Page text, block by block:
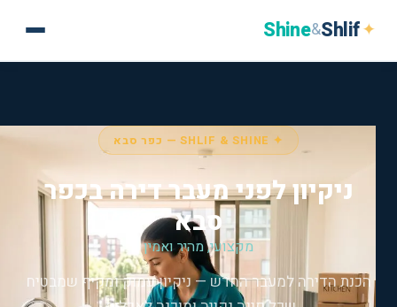
✦
Shlif
&
Shine
✦ SHLIF & SHINE — כפר סבא
ניקיון לפני מעבר דירה בכפר
סבא
מקצועי, מהיר ואמין
הכנת הדירה למעבר החדש — ניקיון עמוק ומקיף שמבטיח